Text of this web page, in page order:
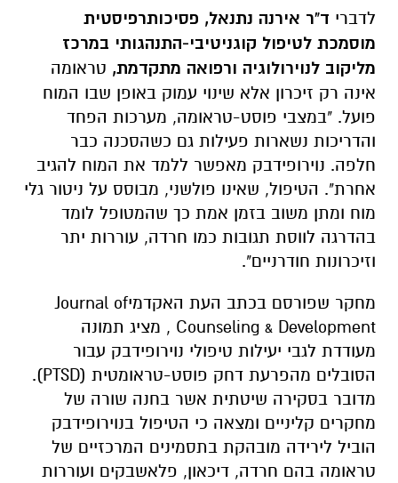
לדברי ד"ר אירנה נתנאל, פסיכותרפיסטית
מוסמכת לטיפול קוגניטיבי-התנהגותי במרכז
מליקוב לנוירולוגיה ורפואה מתקדמת, טראומה
אינה רק זיכרון אלא שינוי עמוק באופן שבו המוח
פועל. "במצבי פוסט-טראומה, מערכות הפחד
והדריכות נשארות פעילות גם כשהסכנה כבר
חלפה. נוירופידבק מאפשר ללמד את המוח להגיב
אחרת". הטיפול, שאינו פולשני, מבוסס על ניטור גלי
מוח ומתן משוב בזמן אמת כך שהמטופל לומד
בהדרגה לווסת תגובות כמו חרדה, עוררות יתר
וזיכרונות חודרניים".
מחקר שפורסם בכתב העת האקדמיJournal of
Counseling & Development , מציג תמונה
מעודדת לגבי יעילות טיפולי נוירופידבק עבור
הסובלים מהפרעת דחק פוסט-טראומטית (PTSD).
מדובר בסקירה שיטתית אשר בחנה שורה של
מחקרים קליניים ומצאה כי הטיפול בנוירופידבק
הוביל לירידה מובהקת בתסמינים המרכזיים של
טראומה בהם חרדה, דיכאון, פלאשבקים ועוררות